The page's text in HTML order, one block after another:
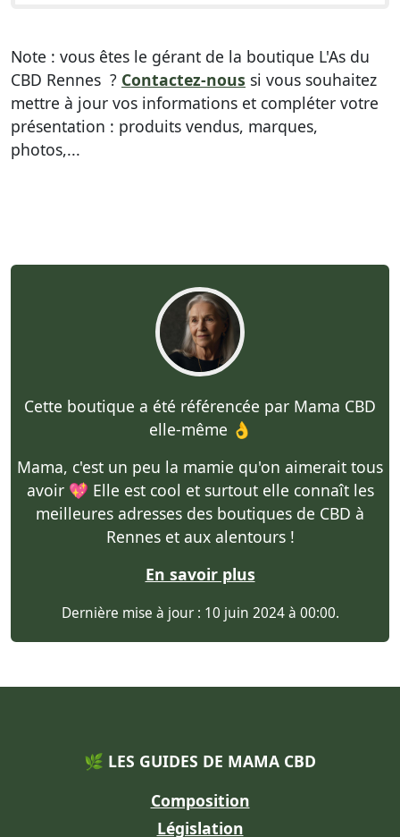
Note : vous êtes le gérant de la boutique L'As du
CBD Rennes ? Contactez-nous si vous souhaitez
mettre à jour vos informations et compléter votre
présentation : produits vendus, marques,
photos,...
Cette boutique a été référencée par Mama CBD
elle-même 👌
Mama, c'est un peu la mamie qu'on aimerait tous
avoir 💖 Elle est cool et surtout elle connaît les
meilleures adresses des boutiques de CBD à
Rennes et aux alentours !
En savoir plus
Dernière mise à jour : 10 juin 2024 à 00:00.
🌿 LES GUIDES DE MAMA CBD
Composition
Législation